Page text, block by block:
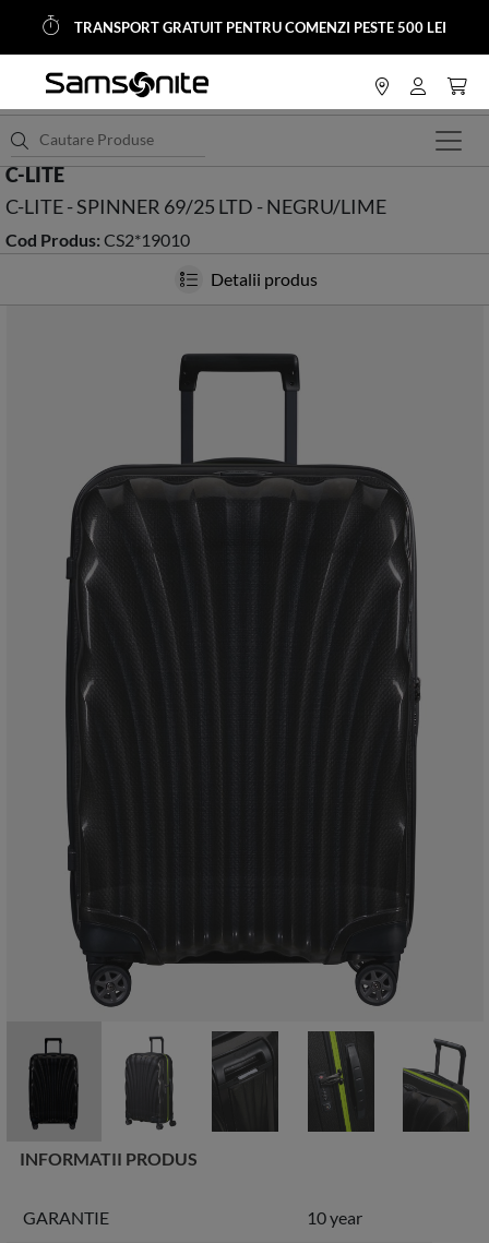
TRANSPORT GRATUIT PENTRU COMENZI PESTE 500 LEI
<HOME Trolere si Genti Calatorie
C-LITE
C-LITE - SPINNER 69/25 LTD - NEGRU/LIME
Cod Produs: CS2*19010
Detalii produs
INFORMATII PRODUS
GARANTIE 10 year